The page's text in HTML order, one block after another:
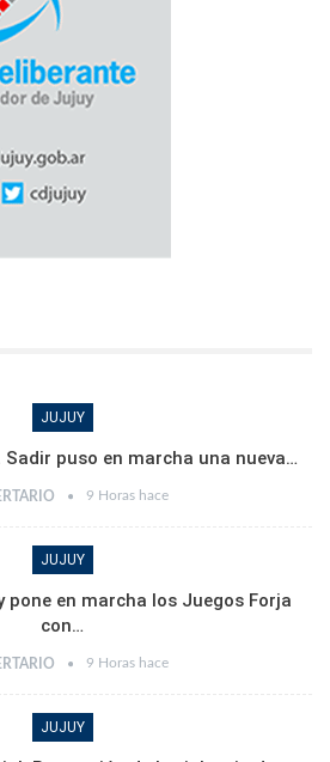
JUJUY
Sadir puso en marcha una nueva…
9 Horas hace
JUJUY
pone en marcha los Juegos Forja
con…
9 Horas hace
JUJUY